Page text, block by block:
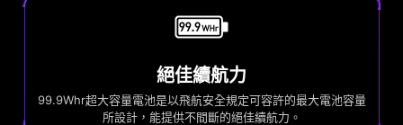
絕佳續航力
99.9Whr超大容量電池是以飛航安全規定可容許的最大電池容量
所設計，能提供不間斷的絕佳續航力。